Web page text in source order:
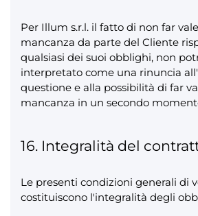
Per Illum s.r.l. il fatto di non far
mancanza da parte del Cliente
qualsiasi dei suoi obblighi, non
interpretato come una rinuncia
questione e alla possibilità di far
mancanza in un secondo
16. Integralità del
Le presenti condizioni generali di
costituiscono l'integralità degli